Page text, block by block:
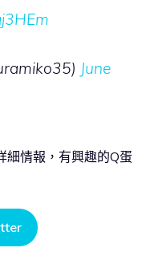
June
細情報，有興趣的Q蛋